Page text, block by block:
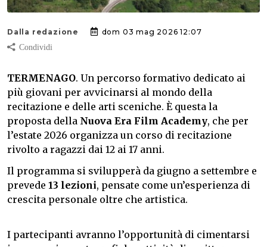
Dalla redazione dom 03 mag 2026 12:07
TERMENAGO. Un percorso formativo dedicato ai
più giovani per avvicinarsi al mondo della
recitazione e delle arti sceniche. È questa la
proposta della Nuova Era Film Academy, che per
l’estate 2026 organizza un corso di recitazione
rivolto a ragazzi dai 12 ai 17 anni.
Il programma si svilupperà da giugno a settembre e
prevede 13 lezioni, pensate come un’esperienza di
crescita personale oltre che artistica.
I partecipanti avranno l’opportunità di cimentarsi